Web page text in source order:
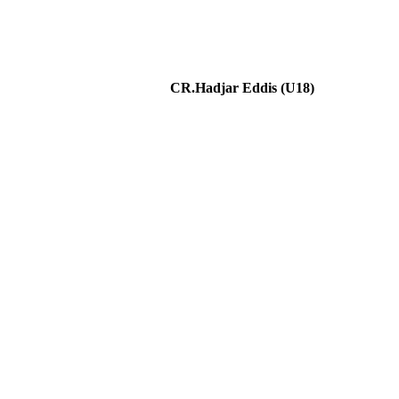
CR.Hadjar Eddis (U18)